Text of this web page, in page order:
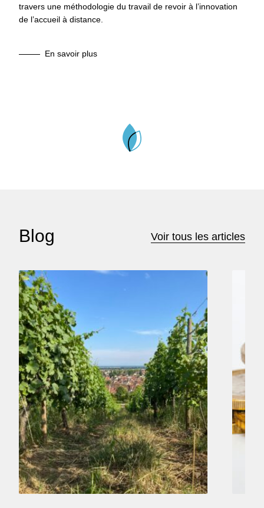
travers une méthodologie du travail de revoir à l’innovation
de l’accueil à distance.
En savoir plus
Blog Voir tous les articles